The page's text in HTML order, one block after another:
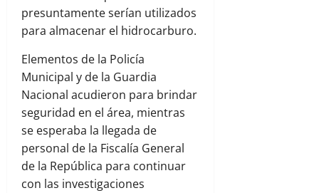
presuntamente serían utilizados
para almacenar el hidrocarburo.
Elementos de la Policía
Municipal y de la Guardia
Nacional acudieron para brindar
seguridad en el área, mientras
se esperaba la llegada de
personal de la Fiscalía General
de la República para continuar
con las investigaciones